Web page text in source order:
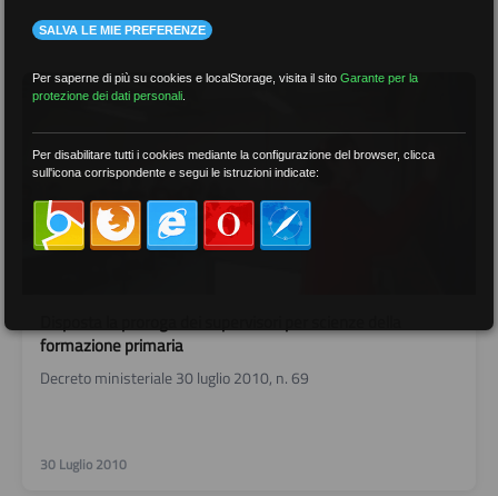
21 Ottobre 2010
formazione primaria
Decreto ministeriale 30 luglio 2010, n. 69
30 Luglio 2010
SALVA LE MIE PREFERENZE
Per saperne di più su cookies e localStorage, visita il sitoGarante per la
protezione dei dati personali
Per disabilitare tutti i cookies mediante la configurazione del browser, clicca
sull'icona corrispondente e segui le istruzioni indicate: